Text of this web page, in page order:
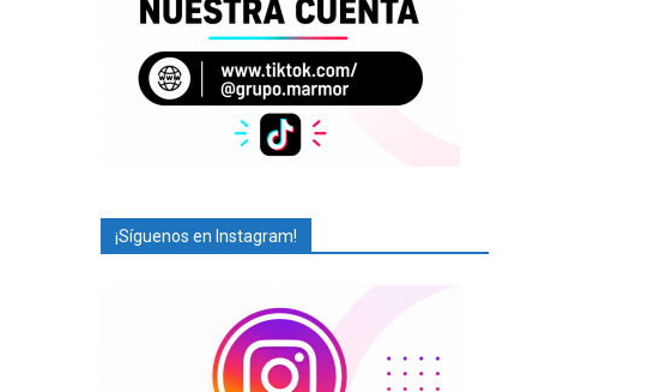
¡Síguenos en Instagram!